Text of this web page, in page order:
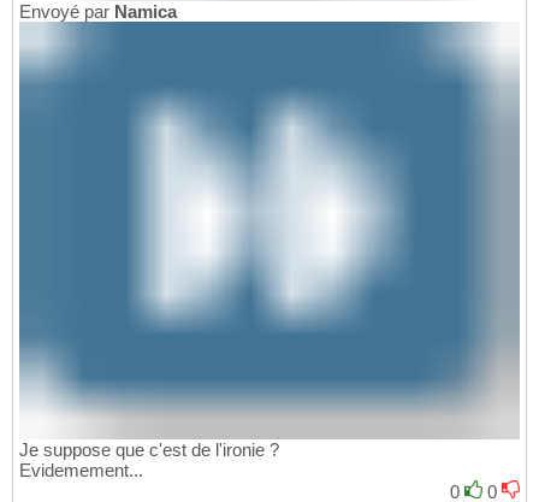
Envoyé par Namica
Je suppose que c'est de l'ironie ?
Evidemement...
0
0